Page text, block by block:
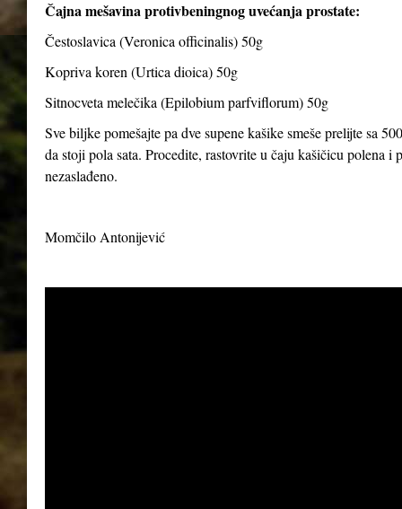
Čajna mešavina protivbeningnog uvećanja prostate:
Čestoslavica (Veronica officinalis) 50g
Kopriva koren (Urtica dioica) 50g
Sitnocveta melečika (Epilobium parfviflorum) 50g
Sve biljke pomešajte pa dve supene kašike smeše prelijte sa
da stoji pola sata. Procedite, rastovrite u čaju kašičicu polena
nezaslađeno.
Momčilo Antonijević